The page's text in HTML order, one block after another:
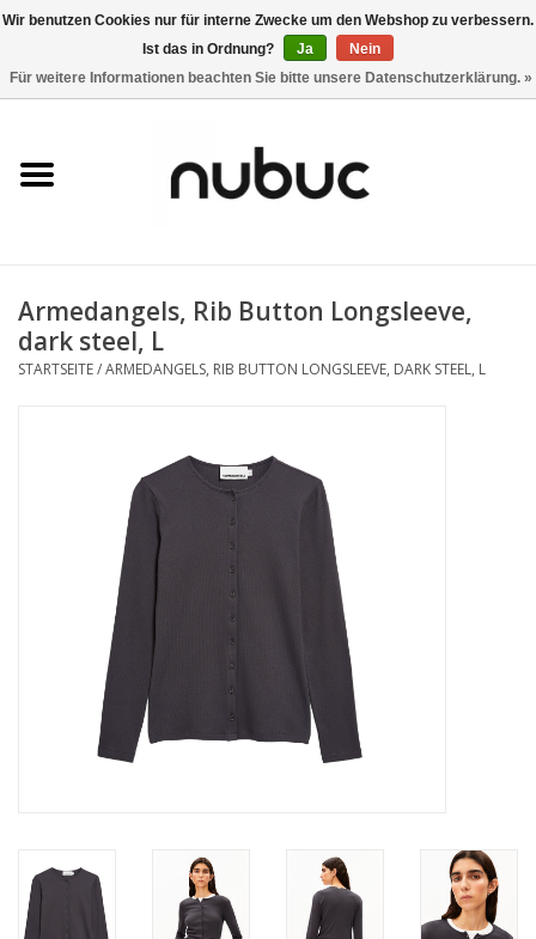
0 Artikel - CHF 0,00
Damen
Accessoires
Armedangels, Rib Button Longsleeve,
dark steel, L
STARTSEITE/ARMEDANGELS, RIB BUTTON LONGSLEEVE, DARK STEEL, L
Wir benutzen Cookies nur für interne Zwecke um den Webshop zu verbessern.
Ist das in Ordnung?
Ja
Nein
Für weitere Informationen beachten Sie bitte unsere Datenschutzerklärung. »